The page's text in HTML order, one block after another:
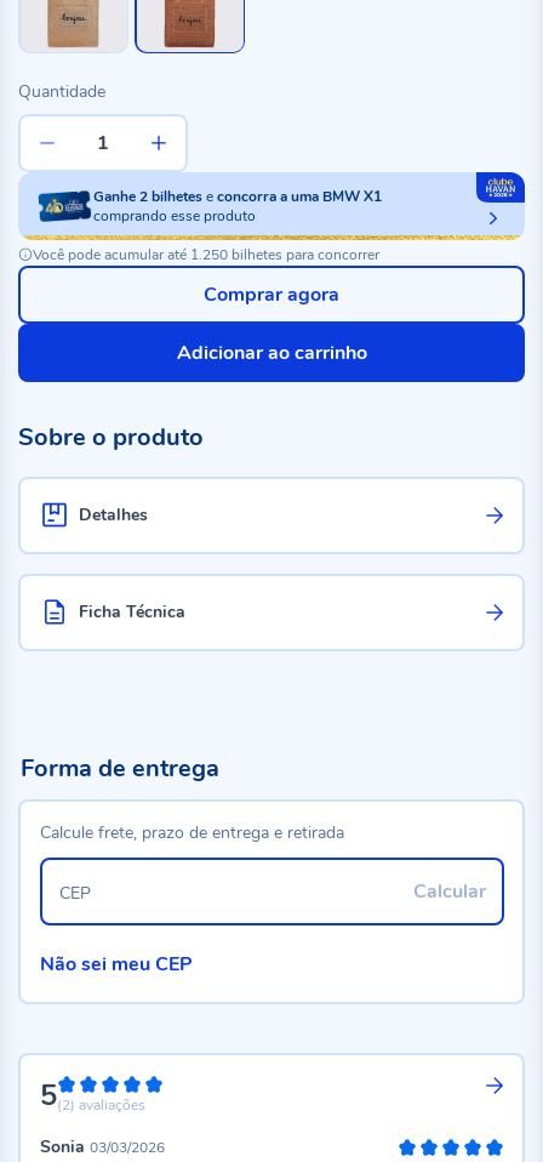
Quantidade
Ganhe2bilheteseconcorra a uma BMW X1
comprando esse produto
Você pode acumular até 1.250 bilhetes para concorrer
Adicionar ao carrinho
Comprar agora
Sobre o produto
Detalhes
Ficha Técnica
5100%
(2) avaliações
Sonia 03/03/2026
Forma de entrega
Calcule frete, prazo de entrega e retirada
Calcular
CEP
Não sei meu CEP